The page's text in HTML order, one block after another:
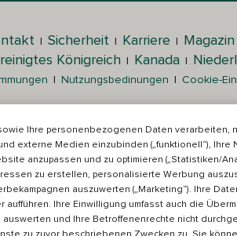
| Sicherheit | Karriere |
Königreich | Kanada |
| Nutzungsbedinungen | Cookie-
aus und schlagen sie
Sie sich in unseremSicherheitsbereich
Tochterunternehmen von Care.com, Inc. ©
Rechte vorbehalten.
Berlin Charlottenburg, HRB
Ihre personenbezogenen Daten verarbeiten,
externe Medien einzubinden („funktionell“), Ihre
anzupassen und zu optimieren („Statistiken/
zu erstellen, personalisierte Werbung
auszuwerten („Marketing“). Ihre
Ihre Einwilligung umfasst auch die
und Ihre Betroffenenrechte nicht